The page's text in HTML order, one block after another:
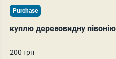
Purchase
куплю деревовидну півонію
200 грн